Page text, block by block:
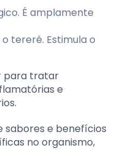
É amplamente
tereré. Estimula o
para tratar
e
sabores e benefícios
no organismo,